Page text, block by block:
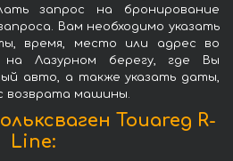
запрос на бронирование
Вам необходимо указать
время, место или адрес во
на Лазурном берегу, где Вы
авто, а также указать даты,
возврата машины.
Touareg R-
Line: